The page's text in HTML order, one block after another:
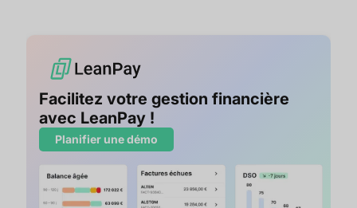
Facilitez votre gestion financière
avec LeanPay !
Planifier une démo